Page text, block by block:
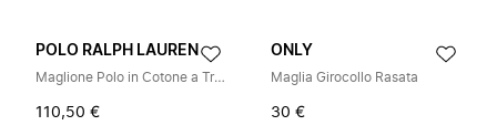
POLO RALPH LAUREN
Maglione Polo in Cotone a Treccia
110,50 €
ONLY
Maglia Girocollo Rasata
30 €